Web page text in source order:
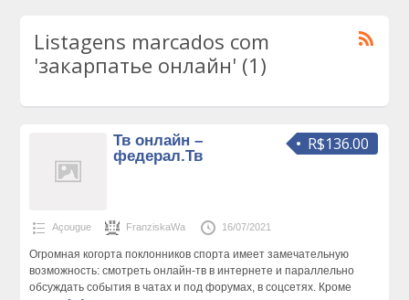
Listagens marcados com
'закарпатье онлайн' (1)
R$136.00
Тв онлайн –
федерал.Тв
Açougue FranziskaWa 16/07/2021
Огромная когорта поклонников спорта имеет замечательную
возможность: смотреть онлайн-тв в интернете и параллельно
обсуждать события в чатах и под форумах, в соцсетях. Кроме